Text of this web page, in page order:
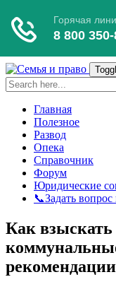
Главная
Полезное
Развод
Опека
Справочник
Форум
Юридические
📞Задать
Как взыскать
рекомендации